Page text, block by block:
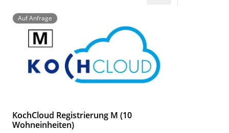
Auf Anfrage
KochCloud Registrierung M (10
Wohneinheiten)